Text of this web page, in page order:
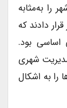
به‌مثابه
دادند که
بود.
شهری
به اشکال